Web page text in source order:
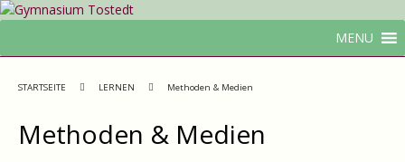
MENU
STARTSEITE LERNEN Methoden & Medien
Methoden & Medien